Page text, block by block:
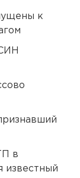
к
в
известный